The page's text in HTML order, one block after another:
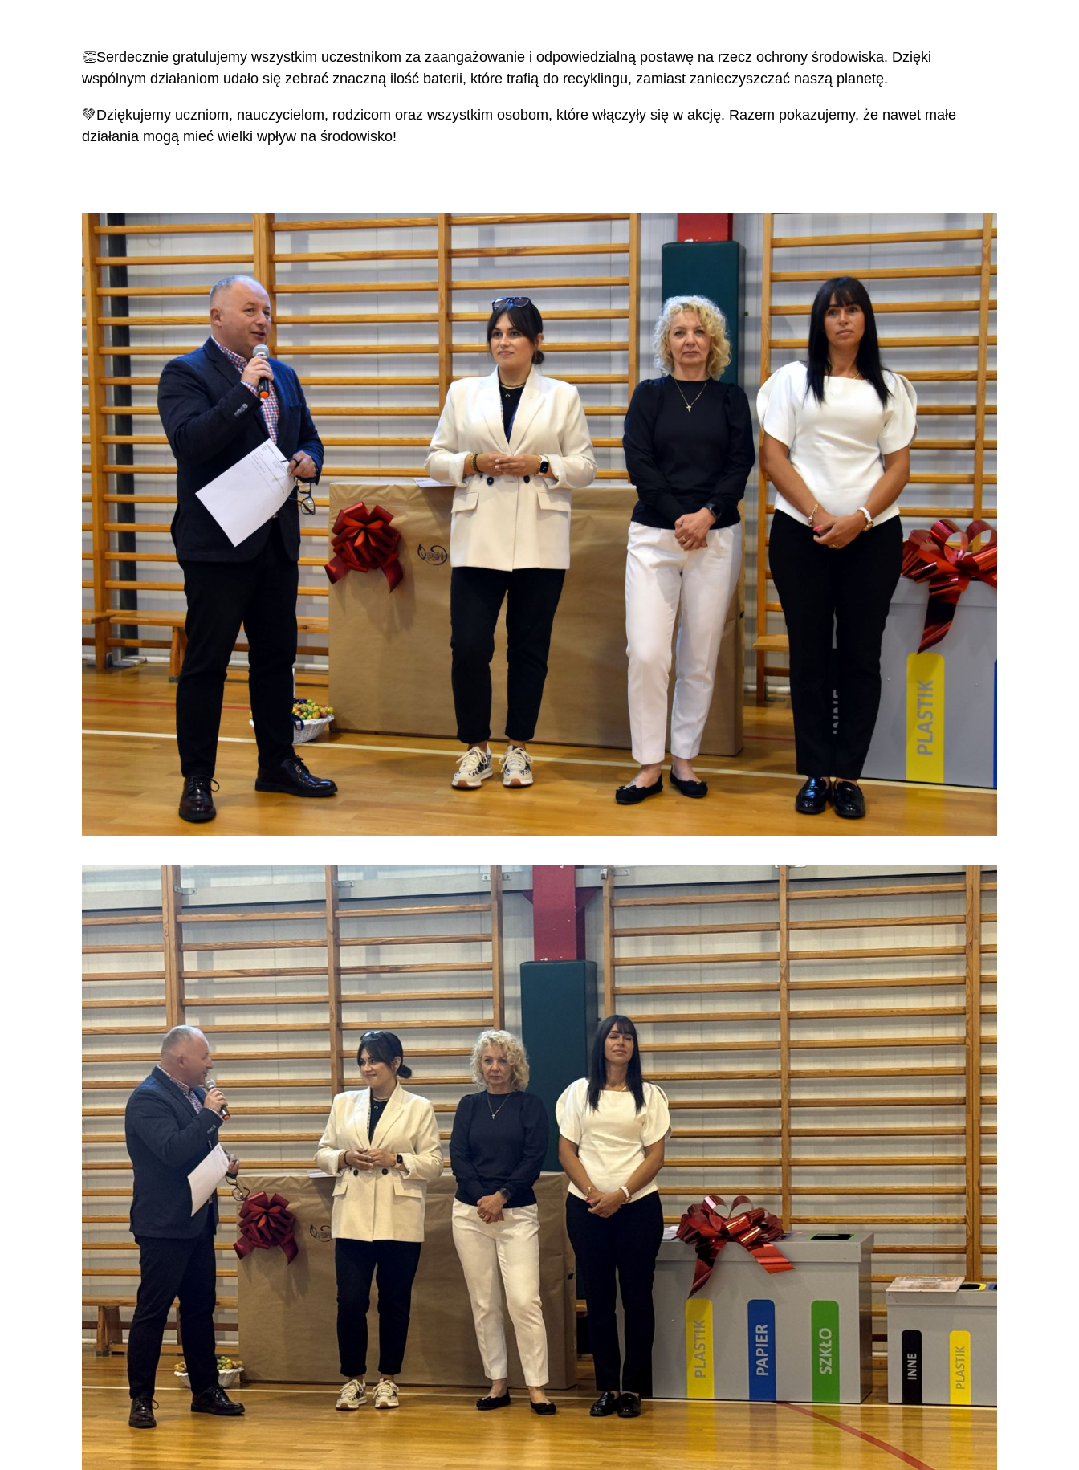
👏Serdecznie gratulujemy wszystkim uczestnikom za zaangażowanie i odpowiedzialną postawę na rzecz ochrony środowiska. Dzięki
wspólnym działaniom udało się zebrać znaczną ilość baterii, które trafią do recyklingu, zamiast zanieczyszczać naszą planetę.
💚Dziękujemy uczniom, nauczycielom, rodzicom oraz wszystkim osobom, które włączyły się w akcję. Razem pokazujemy, że nawet małe
działania mogą mieć wielki wpływ na środowisko!